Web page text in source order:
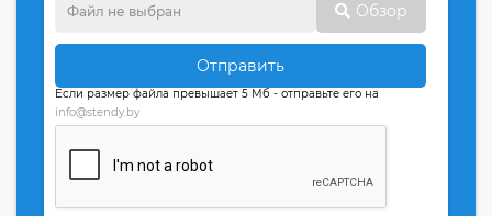
Обзор
Отправить
Если размер файла превышает 5 Мб - отправьте его на
info@stendy.by